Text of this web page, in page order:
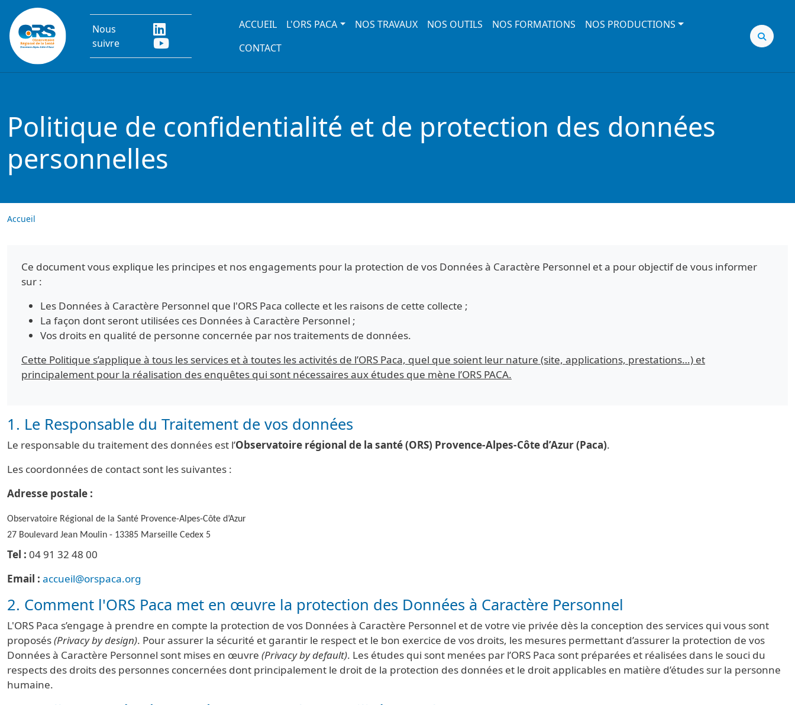
Aller au contenu principal
Nous
suivre
Main navigation
ACCUEIL L'ORS PACA NOS TRAVAUX NOS OUTILS NOS FORMATIONS
NOS PRODUCTIONS
CONTACT
Politique de confidentialité et de protection des données
personnelles
Accueil
Ce document vous explique les principes et nos engagements pour la protection de vos Données à Caractère Personnel et a pour objectif de vous informer
sur :
Les Données à Caractère Personnel que l'ORS Paca collecte et les raisons de cette collecte ;
La façon dont seront utilisées ces Données à Caractère Personnel ;
Vos droits en qualité de personne concernée par nos traitements de données.
Cette Politique s’applique à tous les services et à toutes les activités de l’ORS Paca, quel que soient leur nature (site, applications, prestations…) et
principalement pour la réalisation des enquêtes qui sont nécessaires aux études que mène l’ORS PACA.
1. Le Responsable du Traitement de vos données
Le responsable du traitement des données est l’Observatoire régional de la santé (ORS) Provence-Alpes-Côte d’Azur (Paca).
Les coordonnées de contact sont les suivantes :
Adresse postale :
Observatoire Régional de la Santé Provence-Alpes-Côte d’Azur
27 Boulevard Jean Moulin - 13385 Marseille Cedex 5
Tel : 04 91 32 48 00
Email : accueil@orspaca.org
2. Comment l'ORS Paca met en œuvre la protection des Données à Caractère Personnel
L'ORS Paca s’engage à prendre en compte la protection de vos Données à Caractère Personnel et de votre vie privée dès la conception des services qui vous sont
proposés(Privacy by design). Pour assurer la sécurité et garantir le respect et le bon exercice de vos droits, les mesures permettant d’assurer la protection de vos
Données à Caractère Personnel sont mises en œuvre (Privacy by default). Les études qui sont menées par l’ORS Paca sont préparées et réalisées dans le souci du
respects des droits des personnes concernées dont principalement le droit de la protection des données et le droit applicables en matière d’études sur la personne
humaine.